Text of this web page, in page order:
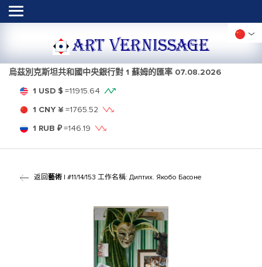
ART VERNISSAGE
烏茲別克斯坦共和國中央銀行對 1 蘇姆的匯率 07.08.2026
1 USD $ =11915.64
1 CNY ¥ =1765.52
1 RUB ₽=146.19
返回藝術| #11/14/153 工作名稱: Диптих. Якобо Басоне